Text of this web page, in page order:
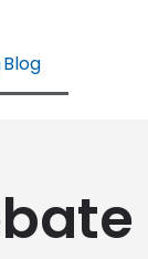
Blog